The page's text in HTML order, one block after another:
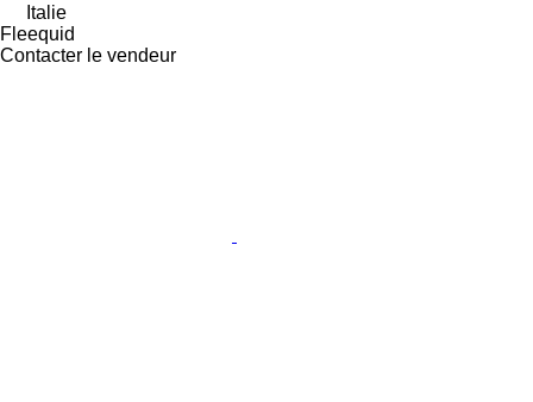
Italie
Fleequid
Contacter le vendeur